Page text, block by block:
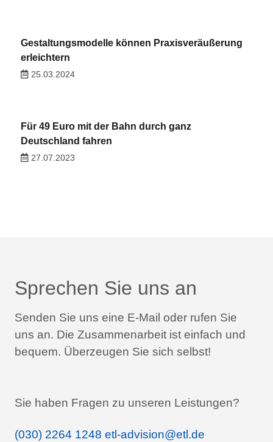
Gestaltungsmodelle können Praxisveräußerung
erleichtern
25.03.2024
Für 49 Euro mit der Bahn durch ganz
Deutschland fahren
27.07.2023
Sprechen Sie uns an
Senden Sie uns eine E-Mail oder rufen Sie
uns an. Die Zusammenarbeit ist einfach und
bequem. Überzeugen Sie sich selbst!
Sie haben Fragen zu unseren Leistungen?
(030) 2264 1248 etl-advision@etl.de